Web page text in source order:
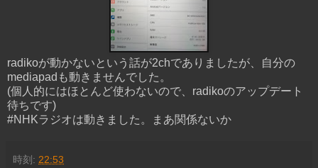
radikoが動かないという話が2chでありましたが、自分の
mediapadも動きませんでした。
(個人的にはほとんど使わないので、radikoのアップデート
待ちです)
#NHKラジオは動きました。まあ関係ないか
時刻: 22:53